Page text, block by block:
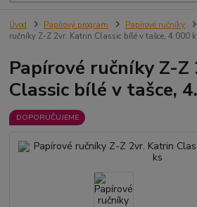
Úvod Papírový program Papírové ručníky
ručníky Z-Z 2vr. Katrin Classic bílé v tašce, 4.000
Papírové ručníky Z-
Classic bílé v tašce,
DOPORUČUJEME